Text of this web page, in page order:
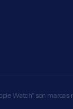
Watch" son